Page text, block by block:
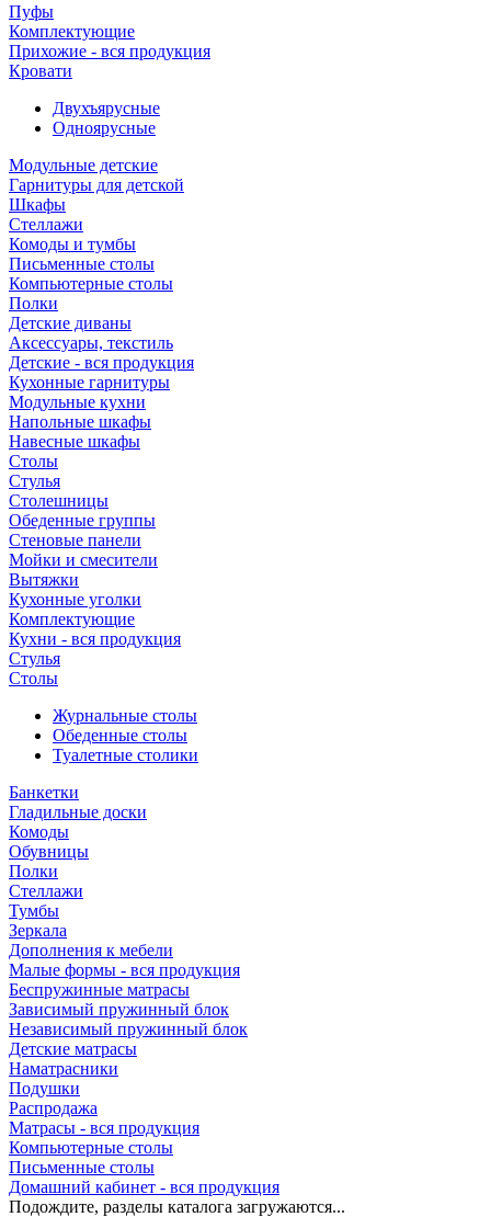
Пуфы
Комплектующие
Прихожие - вся продукция
Кровати
Двухъярусные
Одноярусные
Модульные детские
Гарнитуры для детской
Шкафы
Стеллажи
Комоды и тумбы
Письменные столы
Компьютерные столы
Полки
Детские диваны
Аксессуары, текстиль
Детские - вся продукция
Кухонные гарнитуры
Модульные кухни
Напольные шкафы
Навесные шкафы
Столы
Стулья
Столешницы
Обеденные группы
Стеновые панели
Мойки и смесители
Вытяжки
Кухонные уголки
Комплектующие
Кухни - вся продукция
Стулья
Столы
Журнальные столы
Обеденные столы
Туалетные столики
Банкетки
Гладильные доски
Комоды
Обувницы
Полки
Стеллажи
Тумбы
Зеркала
Дополнения к мебели
Малые формы - вся продукция
Беспружинные матрасы
Зависимый пружинный блок
Независимый пружинный блок
Детские матрасы
Наматрасники
Подушки
Распродажа
Матрасы - вся продукция
Компьютерные столы
Письменные столы
Домашний кабинет - вся продукция
Подождите, разделы каталога загружаются...